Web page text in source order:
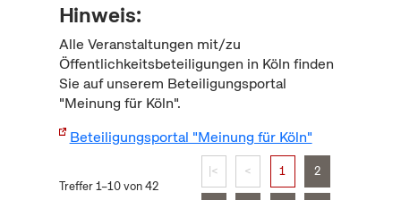
Hinweis:
Alle Veranstaltungen mit/zu
Öffentlichkeitsbeteiligungen in Köln finden
Sie auf unserem Beteiligungsportal
"Meinung für Köln".
Beteiligungsportal "Meinung für Köln"
Treffer 1–10 von 42
|< < 1 2